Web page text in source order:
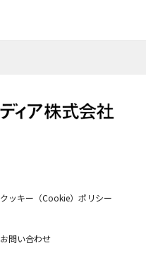
クッキー（Cookie）ポリシー
お問い合わせ